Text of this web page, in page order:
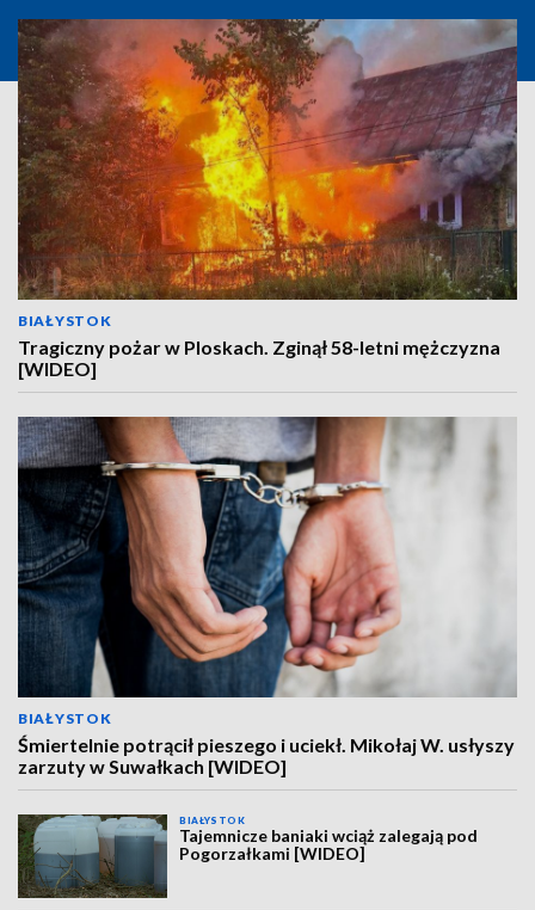
BIAŁYSTOK
Tragiczny pożar w Ploskach. Zginął 58-letni mężczyzna
[WIDEO]
BIAŁYSTOK
Śmiertelnie potrącił pieszego i uciekł. Mikołaj W. usłyszy
zarzuty w Suwałkach [WIDEO]
BIAŁYSTOK
Tajemnicze baniaki wciąż zalegają pod
Pogorzałkami [WIDEO]